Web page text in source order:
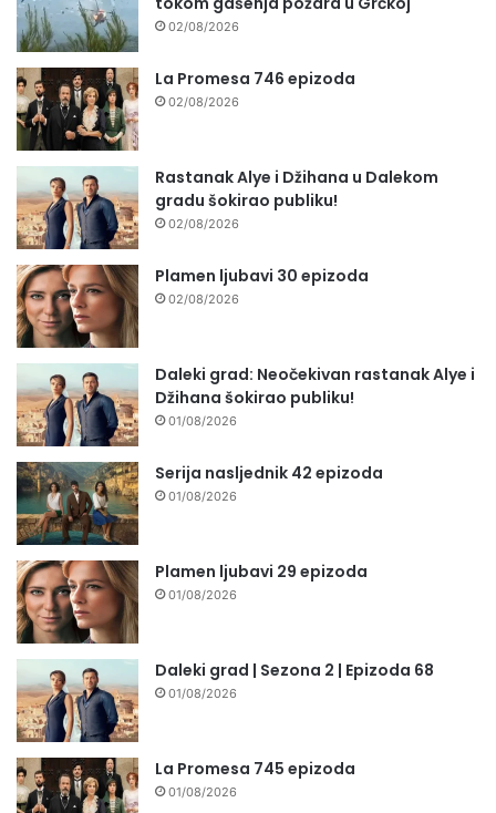
02/08/2026
La Promesa 746 epizoda
02/08/2026
Rastanak Alye i Džihana u Dalekom
gradu šokirao publiku!
02/08/2026
Plamen ljubavi 30 epizoda
02/08/2026
Daleki grad: Neočekivan rastanak Alye i
Džihana šokirao publiku!
01/08/2026
Serija nasljednik 42 epizoda
01/08/2026
Plamen ljubavi 29 epizoda
01/08/2026
Daleki grad | Sezona 2 | Epizoda 68
01/08/2026
La Promesa 745 epizoda
01/08/2026